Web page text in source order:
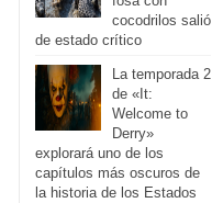
cocodrilos salió
de estado crítico
La temporada 2
de «It:
Welcome to
Derry»
explorará uno de los
capítulos más oscuros de
la historia de los Estados